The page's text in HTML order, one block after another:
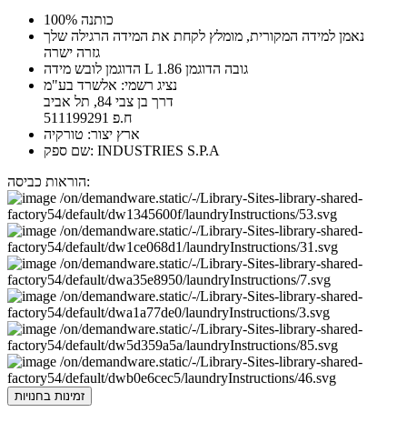
100% כותנה
נאמן למידה המקורית, מומלץ לקחת את המידה הרגילה שלך
גזרה ישרה
הדוגמן לובש מידה L גובה הדוגמן 1.86
נציג רשמי: אלשרד בע"מ
דרך בן צבי 84, תל אביב
ח.פ 511199291
ארץ יצור: טורקיה
שם ספק: INDUSTRIES S.P.A
הוראות כביסה:
זמינות בחנויות